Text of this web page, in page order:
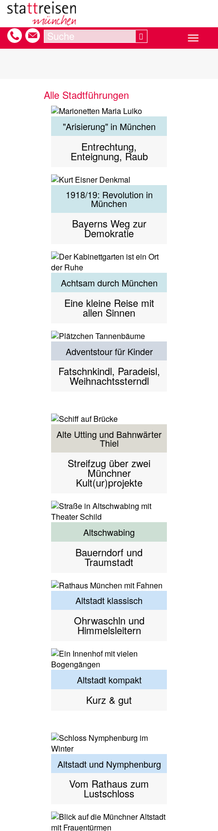
Direkt
zum
Inhalt
Search Search
Toggle
Alle Stadtführungen
"Arisierung" in München
Entrechtung,
Enteignung, Raub
1918/19: Revolution in
München
Bayerns Weg zur
Demokratie
Achtsam durch München
Eine kleine Reise mit
allen Sinnen
Adventstour für Kinder
Fatschnkindl, Paradeisl,
Weihnachtssterndl
Alte Utting und Bahnwärter
Thiel
Streifzug über zwei
Münchner
Kult(ur)projekte
Altschwabing
Bauerndorf und
Traumstadt
Altstadt klassisch
Ohrwaschln und
Himmelsleitern
Altstadt kompakt
Kurz & gut
Altstadt und Nymphenburg
Vom Rathaus zum
Lustschloss